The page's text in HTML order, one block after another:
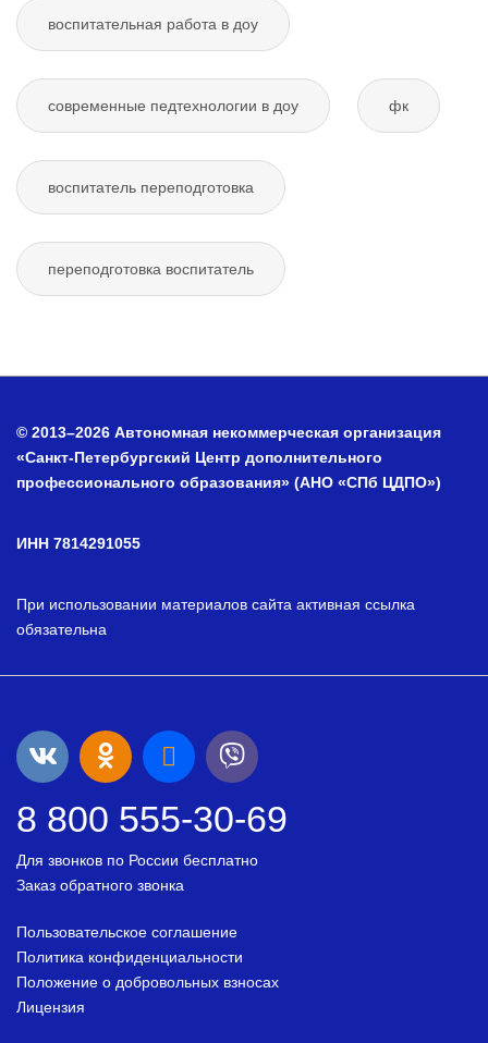
воспитательная работа в доу
современные педтехнологии в доу фк
воспитатель переподготовка
переподготовка воспитатель
© 2013–2026 Автономная некоммерческая организация
«Санкт-Петербургский Центр дополнительного
профессионального образования» (АНО «СПб ЦДПО»)
ИНН 7814291055
При использовании материалов сайта активная ссылка
обязательна
8 800 555-30-69
Для звонков по России бесплатно
Заказ обратного звонка
Пользовательское соглашение
Политика конфиденциальности
Положение о добровольных взносах
Лицензия